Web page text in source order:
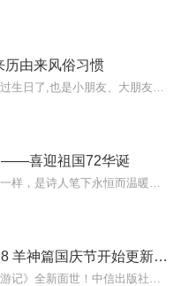
历由来风俗习惯
——喜迎祖国72华诞
小猪屏蓬十二生肖神8 羊神篇国庆节开始更新啦！